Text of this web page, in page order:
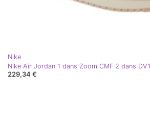
Nike
Nike Air Jordan 1 dans Zoom CMF 2 dans
229,34 €